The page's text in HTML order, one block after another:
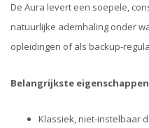
De Aura levert een soepele,
natuurlijke ademhaling onder
opleidingen of als backup-
Belangrijkste
Klassiek, niet-instelbaar